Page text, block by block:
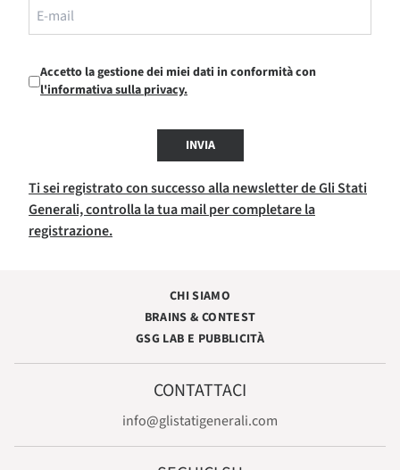
Accetto la gestione dei miei dati in conformità con
l'informativa sulla privacy.
INVIA
Ti sei registrato con successo alla newsletter de Gli Stati
Generali, controlla la tua mail per completare la
registrazione.
CHI SIAMO
BRAINS & CONTEST
GSG LAB E PUBBLICITÀ
CONTATTACI
info@glistatigenerali.com